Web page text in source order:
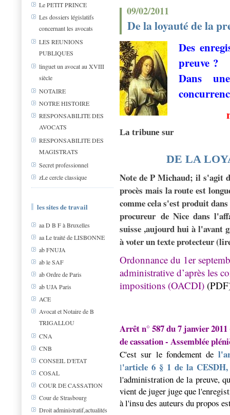
Le PETIT PRINCE
Les dossiers législatifs
concernant les avocats
LES REUNIONS
PUBLIQUES
linguet un avocat au XVIII
siècle
NOTAIRE
NOTRE HISTOIRE
RESPONSABILITE DES
AVOCATS
RESPONSABILITE DES
MAGISTRATS
Secret professionnel
zLe cercle classique
les sites de travail
aa D B F à Bruxelles
aa Le traité de LISBONNE
ab FNUJA
ab le SAF
ab Ordre de Paris
ab UJA Paris
ACE
Avocat et Notaire de B
TRIGALLOU
CNA
CNB
CONSEIL D'ETAT
COSAL
COUR DE CASSATION
Cour de Strasbourg
Droit administratif,actualités
09/02/2011
De la loyauté de la
Des
preuve ?
Dans
La tribune sur
DE LA
Note de P Michaud; il s'agit
procès mais la route est
comme cela s'est produit
procureur de Nice dans
suisse ,aujourd hui à l'avant
à voter un texte protecteur
Ordonnance du 1er
administrative d’après les
impositions (OACDI)
Arrêt n° 587 du 7 janvier
de cassation - Assemblée
C'est sur le fondement de
l'article 6 § 1 de la CESDH,
l'administration de la preuve,
vient de juger juge que
à l'insu des auteurs du propos